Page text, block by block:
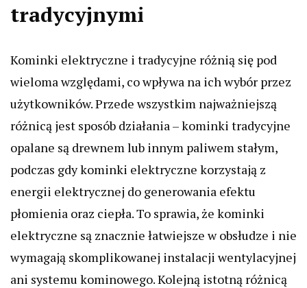
tradycyjnymi
Kominki elektryczne i tradycyjne różnią się pod
wieloma względami, co wpływa na ich wybór przez
użytkowników. Przede wszystkim najważniejszą
różnicą jest sposób działania – kominki tradycyjne
opalane są drewnem lub innym paliwem stałym,
podczas gdy kominki elektryczne korzystają z
energii elektrycznej do generowania efektu
płomienia oraz ciepła. To sprawia, że kominki
elektryczne są znacznie łatwiejsze w obsłudze i nie
wymagają skomplikowanej instalacji wentylacyjnej
ani systemu kominowego. Kolejną istotną różnicą